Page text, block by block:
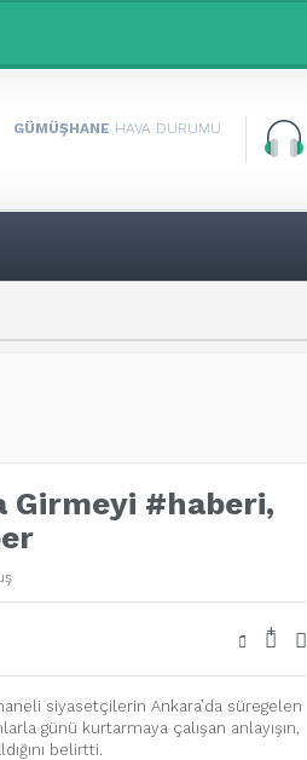
GÜMÜŞHANE HAVA DURUMU
Girmeyi #haberi,
- +
siyasetçilerin Ankara’da süregelen
günü kurtarmaya çalışan anlayışın,
belirtti.